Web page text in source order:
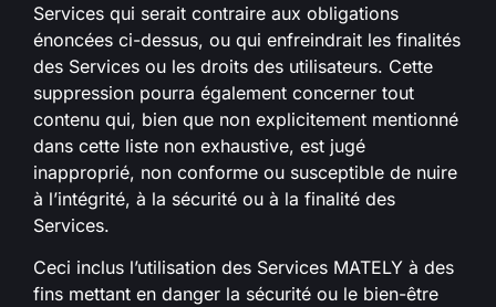
Services qui serait contraire aux obligations
énoncées ci-dessus, ou qui enfreindrait les finalités
des Services ou les droits des utilisateurs. Cette
suppression pourra également concerner tout
contenu qui, bien que non explicitement mentionné
dans cette liste non exhaustive, est jugé
inapproprié, non conforme ou susceptible de nuire
à l’intégrité, à la sécurité ou à la finalité des
Services.
Ceci inclus l’utilisation des Services MATELY à des
fins mettant en danger la sécurité ou le bien-être